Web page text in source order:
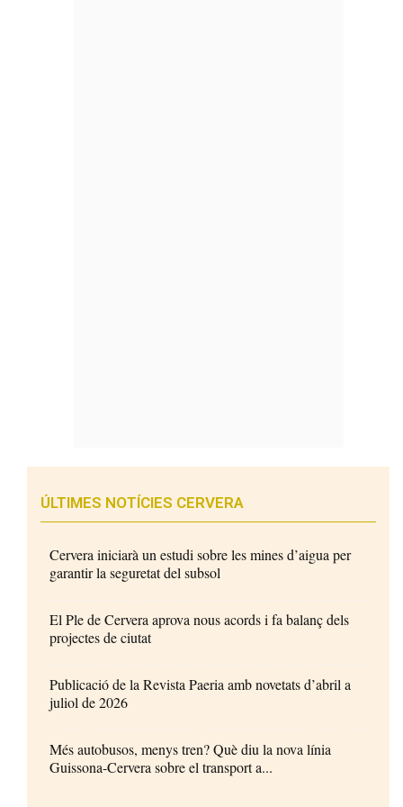
ÚLTIMES NOTÍCIES CERVERA
Cervera iniciarà un estudi sobre les mines d’aigua per
garantir la seguretat del subsol
El Ple de Cervera aprova nous acords i fa balanç dels
projectes de ciutat
Publicació de la Revista Paeria amb novetats d’abril a
juliol de 2026
Més autobusos, menys tren? Què diu la nova línia
Guissona-Cervera sobre el transport a...